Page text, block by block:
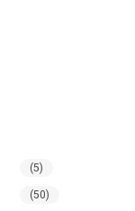
(5)
(50)